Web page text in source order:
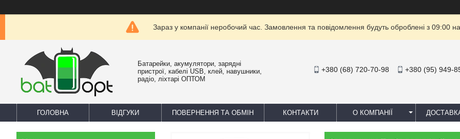
Зараз у компанії неробочий час. Замовлення та повідомлення будуть оброблені з 09:00
Батарейки, акумулятори, зарядні
пристрої, кабелі USB, клей, навушники,
радіо, ліхтарі ОПТОМ
+380 (68) 720-70-98 +380 (95) 949-
ГОЛОВНА ВІДГУКИ ПОВЕРНЕННЯ ТА ОБМІН КОНТАКТИ О КОМПАНІЇ